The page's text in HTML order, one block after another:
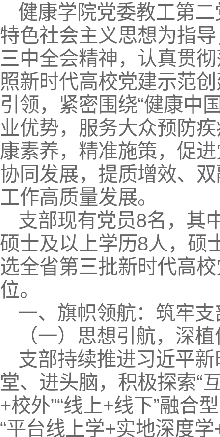
健康学院党委教工第
特色社会主义思想为指
三中全会精神，认真贯
照新时代高校党建示范
引领，紧密围绕“健康中
业优势，服务大众预防
康素养，精准施策，促
协同发展，提质增效、
工作高质量发展。
支部现有党员8名，其
硕士及以上学历8人，硕
选全省第三批新时代高
位。
一、旗帜领航：筑牢
（一）思想引航，深
支部持续推进习近平
堂、进头脑，积极探索“
+校外”“线上+线下”融合
“平台线上学+实地深度